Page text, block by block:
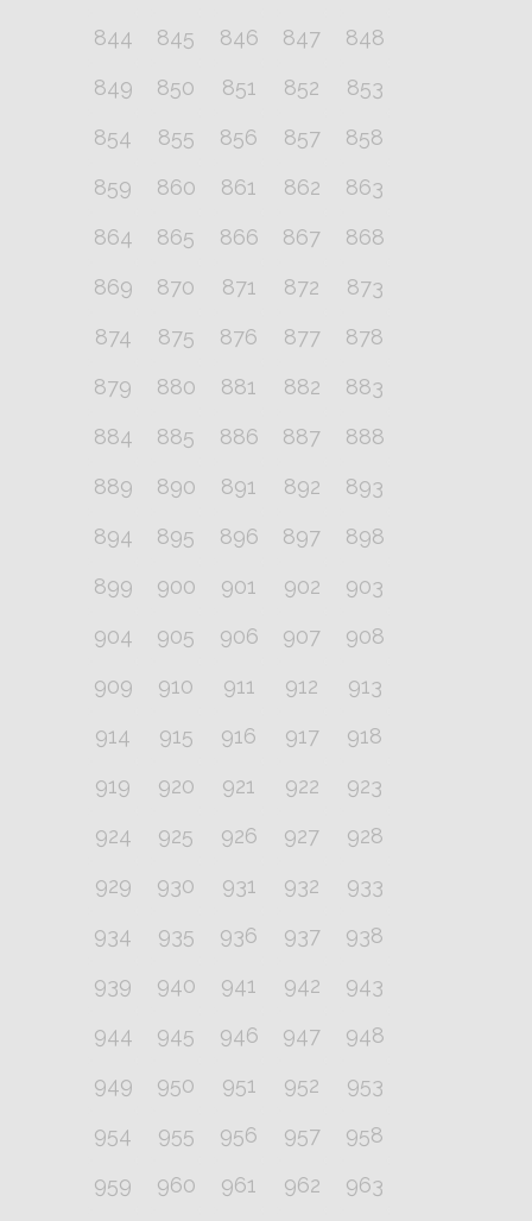
844 845 846 847
848
849
850 851 852
853
854
855 856 857
858
859
860 861 862
863
864
865 866 867
868
869
870 871 872
873
874
875 876 877
878
879
880 881 882
883
884
885 886 887
888
889
890 891 892
893
894
895 896 897
898
899
900 901 902
903
904
905 906 907
908
909
910 911 912
913
914
915 916 917
918
919
920 921 922
923
924
925 926 927
928
929
930 931 932
933
934
935 936 937
938
939
940 941 942
943
944
945 946 947
948
949
950 951 952
953
954
955 956 957
958
959
960 961 962
963